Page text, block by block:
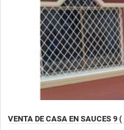
VENTA DE CASA EN SAUCES 9